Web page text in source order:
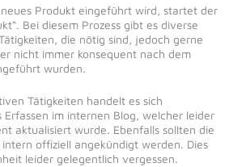
Produkt eingeführt wird, startet der
Bei diesem Prozess gibt es diverse
die nötig sind, jedoch gerne
nicht immer konsequent nach dem
wurden.
Tätigkeiten handelt es sich
Erfassen im internen Blog, welcher leider
aktualisiert wurde. Ebenfalls sollten die
offiziell angekündigt werden. Dies
leider gelegentlich vergessen.